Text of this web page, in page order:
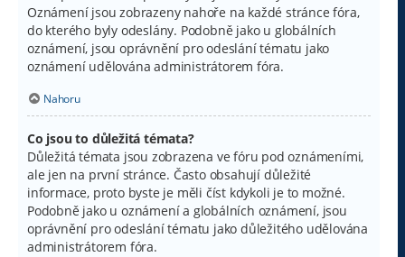
Oznámení jsou zobrazeny nahoře na každé stránce fóra,
do kterého byly odeslány. Podobně jako u globálních
oznámení, jsou oprávnění pro odeslání tématu jako
oznámení udělována administrátorem fóra.
Nahoru
Co jsou to důležitá témata?
Důležitá témata jsou zobrazena ve fóru pod oznámeními,
ale jen na první stránce. Často obsahují důležité
informace, proto byste je měli číst kdykoli je to možné.
Podobně jako u oznámení a globálních oznámení, jsou
oprávnění pro odeslání tématu jako důležitého udělována
administrátorem fóra.